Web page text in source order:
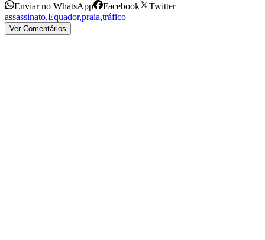
Enviar no WhatsApp Facebook
Twitter
assassinato,Equador,praia,tráfico
Ver Comentários